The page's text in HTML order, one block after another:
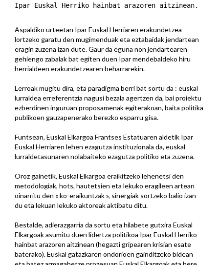
Ipar Euskal Herriko hainbat arazoren aitzinean.
Aspaldiko urteetan Ipar Euskal Herriaren erakundetzea
lortzeko garatu den mugimenduak eta eztabaidak jendartean
eragin zuzena izan dute. Gaur da eguna non jendartearen
gehiengo zabalak bat egiten duen Ipar mendebaldeko hiru
herrialdeen erakundetzearen beharrarekin.
Lerroak mugitu dira, eta paradigma berri bat sortu da : euskal
lurraldea erreferentzia nagusi bezala agertzen da, bai proiektu
ezberdinen inguruan proposamenak egiterakoan, baita politika
publikoen gauzapenerako berezko esparru gisa.
Funtsean, Euskal Elkargoa Frantses Estatuaren aldetik Ipar
Euskal Herriaren lehen ezagutza instituzionala da, euskal
lurraldetasunaren nolabaiteko ezagutza politiko eta zuzena.
Oroz gainetik, Euskal Elkargoa eraikitzeko lehenetsi den
metodologiak, hots, hautetsien eta lekuko eragileen artean
oinarritu den « ko-eraikuntzak », sinergiak sortzeko balio izan
du eta lekuan lekuko aktoreak aktibatu ditu.
Bestalde, adierazgarria da sortu eta hilabete gutxira Euskal
Elkargoak asumitu duen lidertza politikoa Ipar Euskal Herriko
hainbat arazoren aitzinean (hegazti gripearen krisian esate
baterako). Euskal gatazkaren ondorioen gainditzeko bidean